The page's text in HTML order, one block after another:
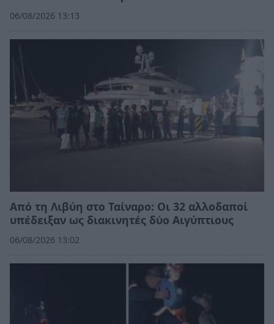
06/08/2026 13:13
Από τη Λιβύη στο Ταίναρο: Οι 32 αλλοδαποί
υπέδειξαν ως διακινητές δύο Αιγύπτιους
06/08/2026 13:02